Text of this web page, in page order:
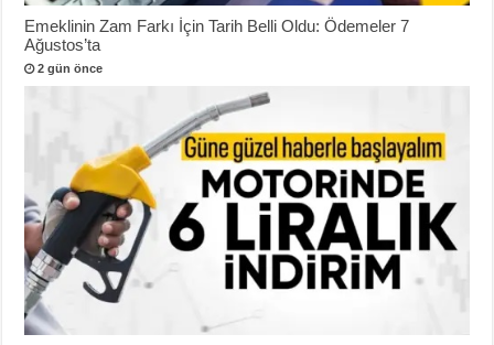
Emeklinin Zam Farkı İçin Tarih Belli Oldu: Ödemeler 7
Ağustos’ta
2 gün önce